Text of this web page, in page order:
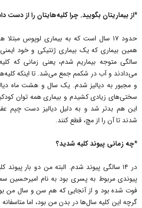
*از بیماریتان بگویید. چرا کلیه‌هایتان را از دست
حدود ۱۷ سال است که به بیماری لوپوس
همین بیماری که یک بیماری ژنتیکی و خود ایمنی
سالگی متوجه بیماریم شدم، یعنی زمانی که
می‌دادند و آب در شکمم جمع می‌‌شد. تا اینکه کلیه‌ها
و مجبور به دیالیز شدم. یک سال و هشت ماه
سختی‌های زیادی کشیدم و بیماری همه توان
این هم بدتر شد و به دلیل دیالیز دست چپم
شدند تا آن را از مچ، قطع کنند.
*چه زمانی پیوند کلیه شدید؟
در ۱۴ سالگی پیوند شدم. البته من دو بار
پیوندی مربوط به پسری بود به نام امیرحسین
فوت شده بود و از آنجایی که هم سن و سال من
گرچه این کلیه سال‌ها در بدن من بود، اما